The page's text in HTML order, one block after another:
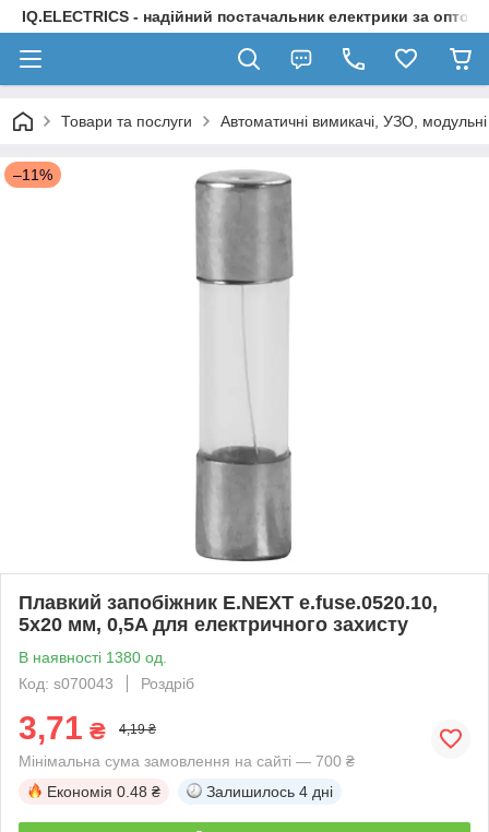
IQ.ELECTRICS - надійний постачальник електрики за
Товари та послуги Автоматичні вимикачі, УЗО,
–11%
Плавкий запобіжник E.NEXT e.fuse.0520.10,
5x20 мм, 0,5A для електричного захисту
В наявності 1380 од.
Код: s070043
Роздріб
3,71 ₴ 4,19 ₴
Мінімальна сума замовлення на сайті — 700 ₴
Економія 0.48 ₴ Залишилось 4 дні